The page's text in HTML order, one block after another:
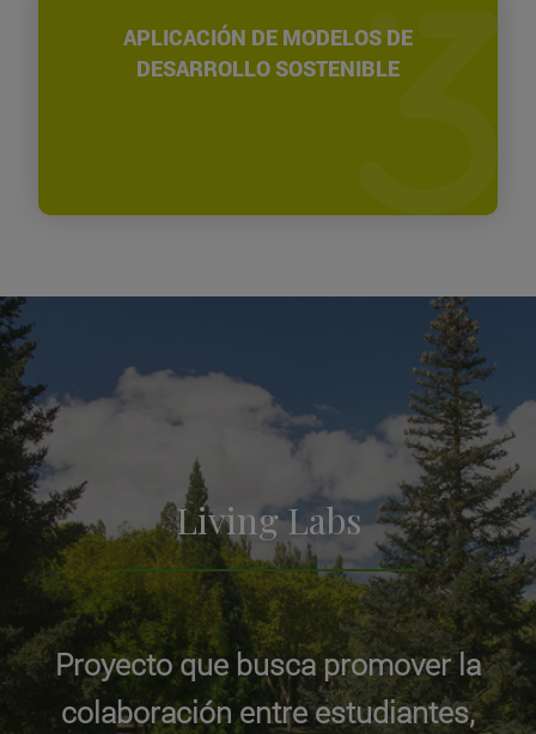
APLICACIÓN DE MODELOS DE
DESARROLLO SOSTENIBLE
Living Labs
Proyecto que busca promover la
colaboración entre estudiantes,